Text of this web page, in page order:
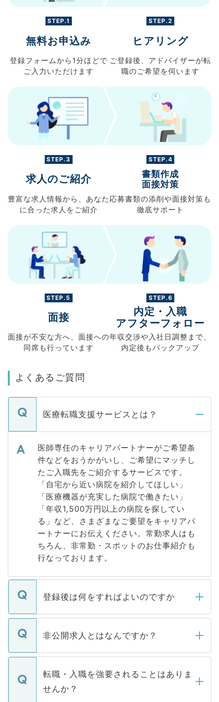
STEP.1
無料お申込み
登録フォームから 1分ほどで
ご入力 いただけます
STEP.2
ヒアリング
ご登録後、 アドバイザーが転
職のご希望を伺います
STEP.3
求人のご紹介
豊富な求人情報から、 あなた
に合った求人を ご紹介
STEP.4
書類作成
面接対策
応募書類の添削や面接対策も
徹底サポート
STEP.5
面接
面接が不安な方へ、 面接への
同席も行っています
STEP.6
内定・入職
アフターフォロー
年収交渉や入社日調整まで、
内定後もバックアップ
よくあるご質問
医療転職支援サービスとは？
医師専任のキャリアパートナーがご希望条
件などをおうかがいし、ご希望にマッチし
たご入職先をご紹介するサービスです。
「自宅から近い病院を紹介してほしい」
「医療機器が充実した病院で働きたい」
「年収1,500万円以上の病院を探してい
る」など、さまざまなご要望をキャリアパ
ートナーにお伝えください。常勤求人はも
ちろん、非常勤・スポットのお仕事紹介も
行なっております。
登録後は何をすればよいのですか
ご登録いただきましたら、弊社担当者がご
登録内容を確認し、その後メールもしくは
ます。通常、5営業日以内にはご連絡をせて
いただきますので、しばらくお待ちくださ
非公開求人とはなんですか？
マイナビDOCTORで取り扱っている求人の
うち約3割は、Webサイトからご覧いただ
けない「非公開求人」です。非公開求人は
下記の理由によって、一般には公開してい
転職・入職を強要されることはありま
せんか？